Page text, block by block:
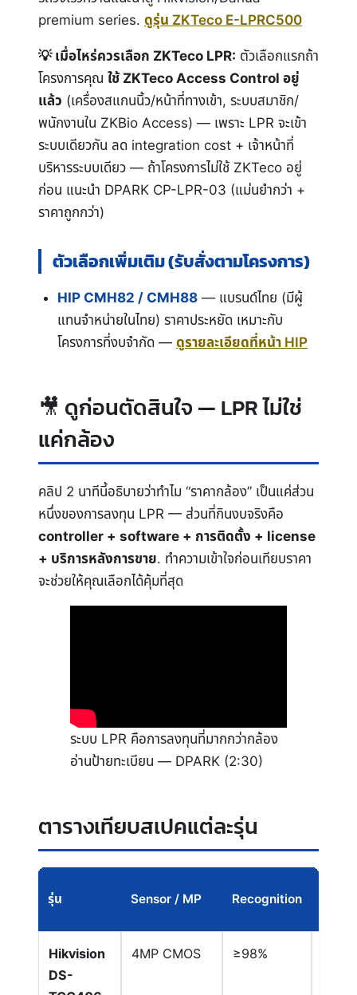
premium series. ดูรุ่น ZKTeco E-LPRC500
เมื่อไหร่ควรเลือก ZKTeco LPR: ตัวเลือกแรก
ถ้าโครงการคุณ ใช้ ZKTeco Access Control อยู่
แล้ว (เครื่องสแกนนิ้ว/หน้าที่ทางเข้า, ระบบสมาชิก/
พนักงานใน ZKBio Access) — เพราะ LPR จะเข้า
ระบบเดียวกัน ลด integration cost + เจ้าหน้าที่
บริหารระบบเดียว — ถ้าโครงการไม่ใช้ ZKTeco อยู่
ก่อน แนะนำ DPARK CP-LPR-03 (แม่นยำกว่า +
ราคาถูกกว่า)
ตัวเลือกเพิ่มเติม (รับสั่งตามโครงการ)
HIP CMH82 / CMH88 — แบรนด์ไทย (มีผู้
แทนจำหน่ายในไทย) ราคาประหยัด เหมาะกับ
โครงการที่งบจำกัด — ดูรายละเอียดที่หน้า HIP
ดูก่อนตัดสินใจ — LPR ไม่ใช่
แค่กล้อง
คลิป 2 นาทีนี้อธิบายว่าทำไม “ราคากล้อง” เป็นแค่ส่วน
หนึ่งของการลงทุน LPR — ส่วนที่กินงบจริงคือ
controller + software + การติดตั้ง + license
+ บริการหลังการขาย. ทำความเข้าใจก่อนเทียบราคา
จะช่วยให้คุณเลือกได้คุ้มที่สุด
ระบบ LPR คือการลงทุนที่มากกว่ากล้อง
อ่านป้ายทะเบียน — DPARK (2:30)
ตารางเทียบสเปคแต่ละรุ่น
รุ่น Sensor / MP Recognition
Hikvision
DS-
4MP CMOS ≥98%